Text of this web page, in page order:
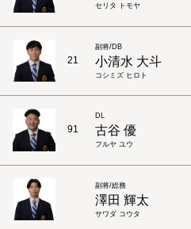
セリタ トモヤ
21
副将/DB
小清水 大斗
コシミズ ヒロト
91
DL
古谷 優
フルヤ ユウ
副将/総務
澤田 輝太
サワダ コウタ